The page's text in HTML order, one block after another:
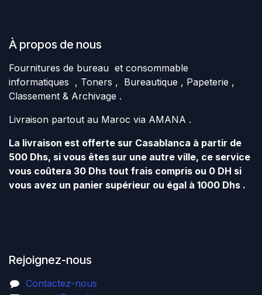
À propos de nous
Fournitures de bureau et consommable
informatiques , Toners , Bureautique , Papeterie ,
Classement & Archivage .
Livraison partout au Maroc via AMANA .
La livraison est offerte sur Casablanca à partir de
500 Dhs, si vous êtes sur une autre ville, ce service
vous coûtera 30 Dhs tout frais compris ou 0 DH si
vous avez un panier supérieur ou égal à 1000 Dhs .
Rejoignez-nous
Contactez-nous